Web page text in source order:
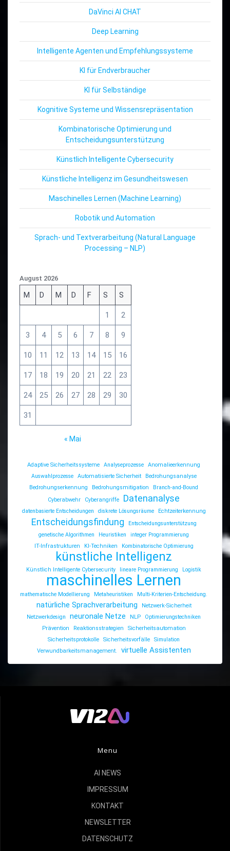
DaVinci AI CHAT
Deep Learning
Intelligente Agenten und Empfehlungssysteme
KI für Endverbraucher
KI für Selbständige
Kognitive Systeme und Wissensrepräsentation
Kombinatorische Optimierung und
Entscheidungsunterstützung
Künstlich Intelligente Cybersecurity
Künstliche Intelligenz im Gesundheitswesen
Maschinelles Lernen (Machine Learning)
Robotik und Automation
Sprach- und Textverarbeitung (Natural Language
Processing – NLP)
August 2026
M D M D F S S
1 2
3 4 5 6 7 8 9
10 11 12 13 14 15 16
17 18 19 20 21 22 23
24 25 26 27 28 29 30
31
« Mai
Adaptive Sicherheitssysteme Analyseprozesse
Anomalieerkennung
Auswahlprozesse
Automatisierte Sicherheit
Bedrohungsanalyse
Bedrohungserkennung
Bedrohungsmitigation
Branch-and-Bound
Cyberabwehr
Cyberangriffe Datenanalyse
datenbasierte Entscheidungen diskrete Lösungsräume Echtzeiterkennung
Entscheidungsfindung
Entscheidungsunterstützung
genetische Algorithmen
Heuristiken
integer Programmierung
IT-Infrastrukturen
KI-Techniken Kombinatorische Optimierung
künstliche Intelligenz
Künstlich Intelligente Cybersecurity lineare Programmierung Logistik
maschinelles Lernen
mathematische Modellierung Metaheuristiken Multi-Kriterien-Entscheidung.
natürliche Sprachverarbeitung
Netzwerk-Sicherheit
Netzwerkdesign
neuronale Netze NLP
Optimierungstechniken
Prävention
Reaktionsstrategien
Sicherheitsautomation
Sicherheitsprotokolle
Sicherheitsvorfälle
Simulation
Verwundbarkeitsmanagement.
virtuelle Assistenten
Menu
AI NEWS
IMPRESSUM
KONTAKT
NEWSLETTER
DATENSCHUTZ